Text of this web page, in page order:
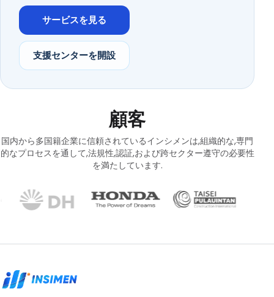
サービスを見る
支援センターを開設
顧客
国内から多国籍企業に信頼されているインシメンは,組織的な,専門
的なプロセスを通して,法規性,認証,および跨セクター遵守の必要性
を満たしています.